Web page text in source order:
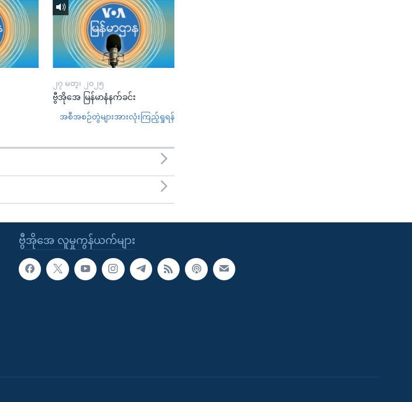
၂၇ မတ္၊ ၂၀၂၅
ဗွီအိုအေ မြန်မာနံနက်ခင်း
အစီအစဉ်တွဲများအားလုံးကြည့်ရှုရန်
ဗွီအိုအေ လူမှုကွန်ယက်များ